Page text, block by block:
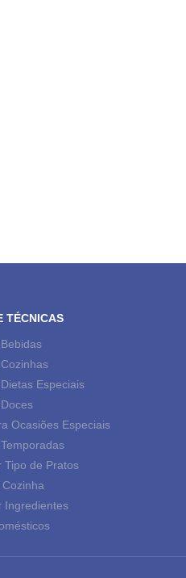
TÉCNICAS
Especiais
Ocasiões Especiais
Tipo de Pratos
Ingredientes